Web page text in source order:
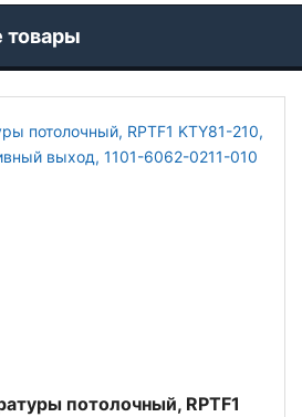
товары
потолочный, RPTF1